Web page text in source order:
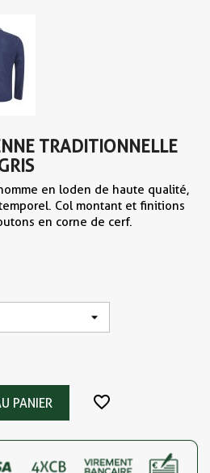
TRADITIONNELLE
en loden de haute qualité,
Col montant et finitions
en corne de cerf.
PANIER favorite_border